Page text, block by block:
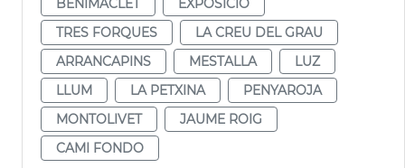
TRES FORQUES
LA CREU DEL GRAU
ARRANCAPINS
MESTALLA
LUZ
LLUM
LA PETXINA
PENYAROJA
MONTOLIVET
JAUME ROIG
CAMI FONDO